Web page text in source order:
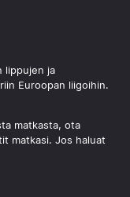
lippujen ja
Euroopan liigoihin.
matkasta, ota
matkasi. Jos haluat